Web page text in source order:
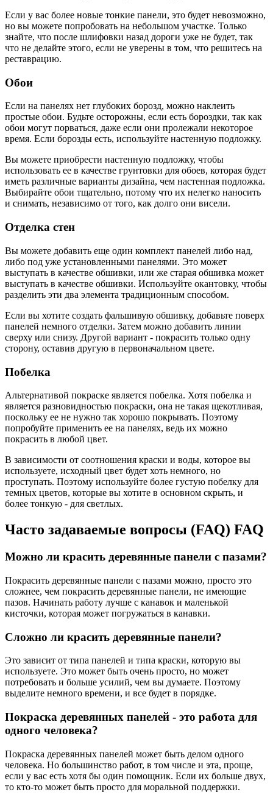
Если у вас более новые тонкие панели, это будет невозможно,
но вы можете попробовать на небольшом участке. Только
знайте, что после шлифовки назад дороги уже не будет, так
что не делайте этого, если не уверены в том, что решитесь на
реставрацию.
Обои
Если на панелях нет глубоких борозд, можно наклеить
простые обои. Будьте осторожны, если есть бороздки, так как
обои могут порваться, даже если они пролежали некоторое
время. Если борозды есть, используйте настенную подложку.
Вы можете приобрести настенную подложку, чтобы
использовать ее в качестве грунтовки для обоев, которая будет
иметь различные варианты дизайна, чем настенная подложка.
Выбирайте обои тщательно, потому что их нелегко наносить
и снимать, независимо от того, как долго они висели.
Отделка стен
Вы можете добавить еще один комплект панелей либо над,
либо под уже установленными панелями. Это может
выступать в качестве обшивки, или же старая обшивка может
выступать в качестве обшивки. Используйте окантовку, чтобы
разделить эти два элемента традиционным способом.
Если вы хотите создать фальшивую обшивку, добавьте поверх
панелей немного отделки. Затем можно добавить линии
сверху или снизу. Другой вариант - покрасить только одну
сторону, оставив другую в первоначальном цвете.
Побелка
Альтернативой покраске является побелка. Хотя побелка и
является разновидностью покраски, она не такая щекотливая,
поскольку ее не нужно так хорошо покрывать. Поэтому
попробуйте применить ее на панелях, ведь их можно
покрасить в любой цвет.
В зависимости от соотношения краски и воды, которое вы
используете, исходный цвет будет хоть немного, но
проступать. Поэтому используйте более густую побелку для
темных цветов, которые вы хотите в основном скрыть, и
более тонкую - для светлых.
Часто задаваемые вопросы (FAQ) FAQ
Можно ли красить деревянные панели с пазами?
Покрасить деревянные панели с пазами можно, просто это
сложнее, чем покрасить деревянные панели, не имеющие
пазов. Начинать работу лучше с канавок и маленькой
кисточки, которая может погружаться в канавки.
Сложно ли красить деревянные панели?
Это зависит от типа панелей и типа краски, которую вы
используете. Это может быть очень просто, но может
потребовать и больше усилий, чем вы думаете. Поэтому
выделите немного времени, и все будет в порядке.
Покраска деревянных панелей - это работа для
одного человека?
Покраска деревянных панелей может быть делом одного
человека. Но большинство работ, в том числе и эта, проще,
если у вас есть хотя бы один помощник. Если их больше двух,
то кто-то может быть просто для моральной поддержки.